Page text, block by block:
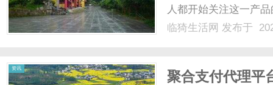
人都开始关注这一产
雕机哪家好”，本文将
临猗生活网 发布于
资讯
聚合支付代理平